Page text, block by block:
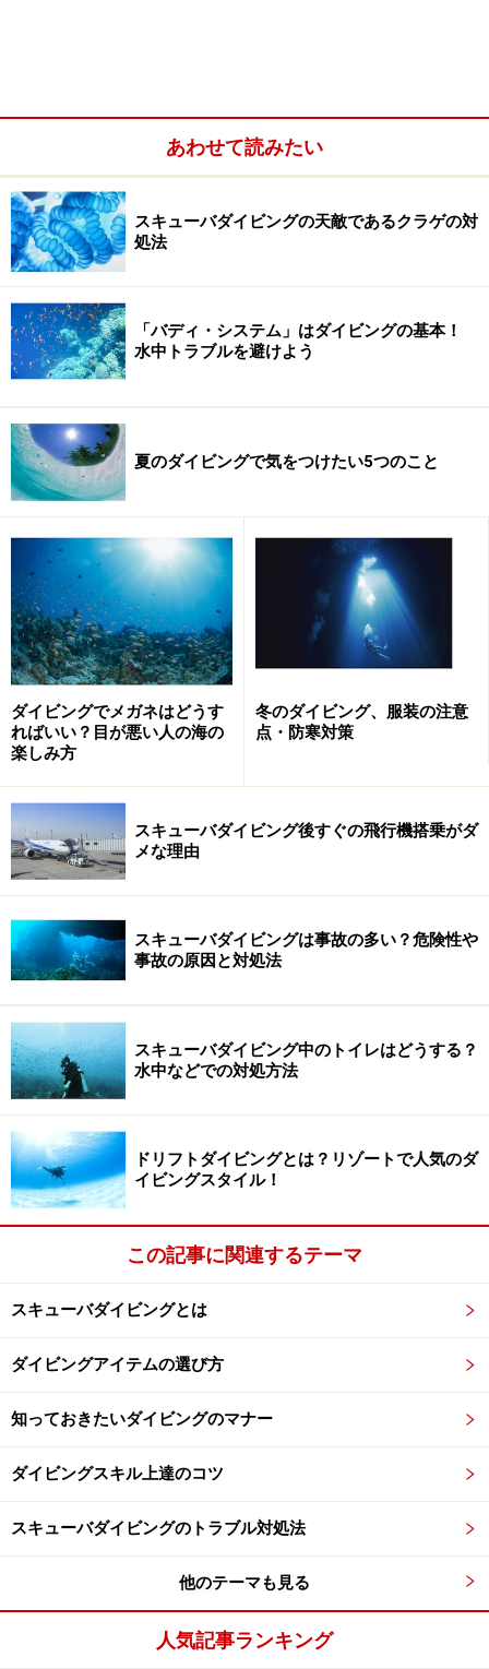
おすすめは肌色日焼け止め
そこでおすすめなのが、ウォータープルーフの“肌色”の
日焼け止め。がっつり化粧をして潜ると、水中で白光り
して「バカ殿」のようになってしまいがちなのですが、
肌色の日焼け止めを適量塗れば大丈夫。気になるくすみ
などを消す化粧効果があるだけでなく、日焼け止め効果
もあるので、ダイビングに最適です。最近では、オール
インワンコスメとして人気のBBクリームで、UV効果の高
いものを使う女性ダイバーも多いようです。
日焼け止めを塗る際に注意したいのは、ベタベタと塗り
過ぎないことと、マスクのスカートなどが触れる部分に
は極力薄く塗ること。日焼け止めに含まれる油分でマス
クがずれやすくなってしまうほか、マスクが曇る原因に
などに化粧がついてしまうと、迷惑になるので注意しま
しょう。
加えて、使用する日焼け止めが、海にやさしい材料でで
きているかも確認しておきましょう。多くの日焼け止め
に含まれる化学物質「オキシベンゾン」が、世界各地の
という研究論文があり、海を愛するダイバーとしては使
用を避けたいところ。
そのほか、アボベンゾン、オクティノセート、エチルヘ
キシルメソキシセノテート、ホモサレート、オクティサ
レート／オクトクライレーンが、サンゴに非常に有害な
成分といわれています。これらのサンゴに有害な日焼け
を使うのがベスト。見た目はもちろん、心もきれいな
「ダイビング美人」を目指したいですね。
まつげエクステで“マスク美人”に
げ」。マスカラやアイライナーなどの化粧は、水に濡れ
ると落ちてしまい、パンダ目のように顔が汚れてしまっ
たり、目に入って痛みの原因になったりすることも。
ウォータープルーフのマスカラやアイライナーもありま
すが、化粧をしていなくても、まつげで目元がパッチリ
しているだけで、見た目の印象は劇的に変わります。つ
あわせて読みたい
スキューバダイビングの天敵であるクラゲの対
処法
「バディ・システム」はダイビングの基本！
水中トラブルを避けよう
夏のダイビングで気をつけたい5つのこと
ダイビングでメガネはどうす
ればいい？目が悪い人の海の
楽しみ方
冬のダイビング、服装の注意
点・防寒対策
スキューバダイビング後すぐの飛行機搭乗がダ
メな理由
スキューバダイビングは事故の多い？危険性や
事故の原因と対処法
スキューバダイビング中のトイレはどうする？
水中などでの対処方法
ドリフトダイビングとは？リゾートで人気のダ
イビングスタイル！
この記事に関連するテーマ
スキューバダイビングとは
ダイビングアイテムの選び方
知っておきたいダイビングのマナー
ダイビングスキル上達のコツ
スキューバダイビングのトラブル対処法
他のテーマも見る
人気記事ランキング